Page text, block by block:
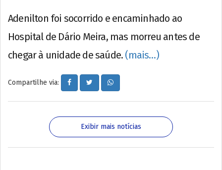
Adenilton foi socorrido e encaminhado ao
Hospital de Dário Meira, mas morreu antes de
chegar à unidade de saúde. (mais…)
Compartilhe via:
Exibir mais notícias